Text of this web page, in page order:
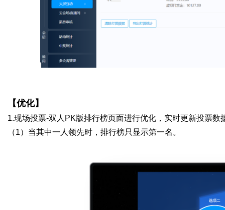
【优化】
1.现场投票-双人 PK版排行榜页面进行优化，实时更新投票数
（1） 当其中一人领先时，排行榜只显示第一名。